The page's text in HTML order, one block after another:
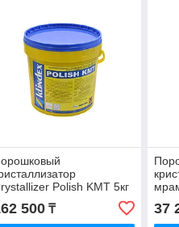
Polish KMT 5кг
500₸ 37